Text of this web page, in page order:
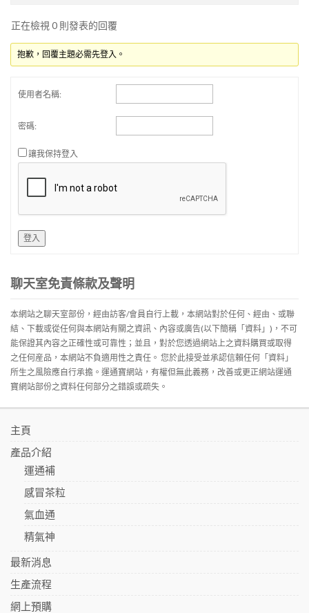
正在檢視 0 則發表的回覆
抱歉，回覆主題必需先登入。
使用者名稱:
密碼:
讓我保持登入
登入
聊天室免責條款及聲明
本網站之聊天室部份，經由訪客/會員自行上載，本網站對於任何、經由、或聯
結、下載或從任何與本網站有關之資訊、內容或廣告(以下簡稱「資料」)，不可
能保證其內容之正確性或可靠性；並且，對於您透過網站上之資料購買或取得
之任何産品，本網站不負適用性之責任。 您於此接受並承認信賴任何「資料」
所生之風險應自行承擔。運通寶網站，有權但無此義務，改善或更正網站運通
寶網站部份之資料任何部分之錯誤或疏失。
主頁
產品介紹
運通補
感冒茶粒
氣血通
精氣神
最新消息
生產流程
網上預購